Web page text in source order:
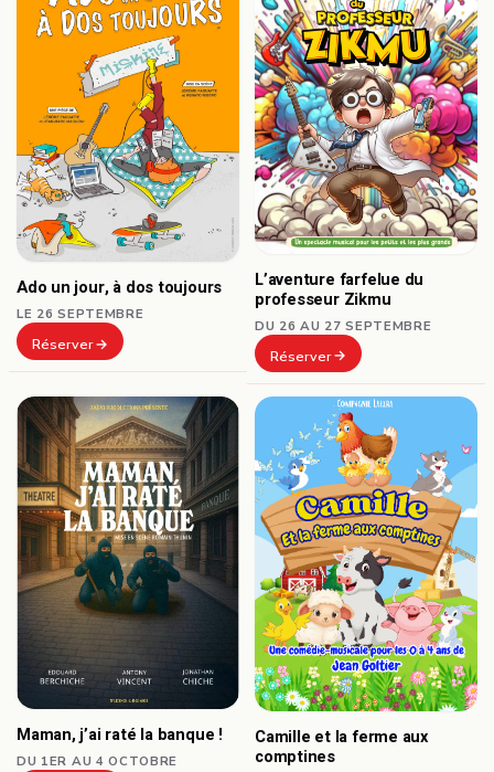
Ado un jour, à dos toujours
LE 26 SEPTEMBRE
Réserver
L’aventure farfelue du
professeur Zikmu
DU 26 AU 27 SEPTEMBRE
Réserver
Maman, j’ai raté la banque !
DU 1ER AU 4 OCTOBRE
Camille et la ferme aux
comptines